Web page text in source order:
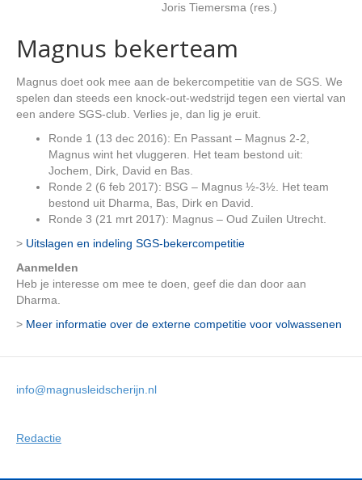
Joris Tiemersma (res.)
Magnus bekerteam
Magnus doet ook mee aan de bekercompetitie van de SGS. We
spelen dan steeds een knock-out-wedstrijd tegen een viertal van
een andere SGS-club. Verlies je, dan lig je eruit.
Ronde 1 (13 dec 2016): En Passant – Magnus 2-2,
Magnus wint het vluggeren. Het team bestond uit:
Jochem, Dirk, David en Bas.
Ronde 2 (6 feb 2017): BSG – Magnus ½-3½. Het team
bestond uit Dharma, Bas, Dirk en David.
Ronde 3 (21 mrt 2017): Magnus – Oud Zuilen Utrecht.
> Uitslagen en indeling SGS-bekercompetitie
Aanmelden
Heb je interesse om mee te doen, geef die dan door aan
Dharma.
> Meer informatie over de externe competitie voor volwassenen
info@magnusleidscherijn.nl
Redactie